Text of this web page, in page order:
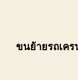
ขนย้ายรถเค